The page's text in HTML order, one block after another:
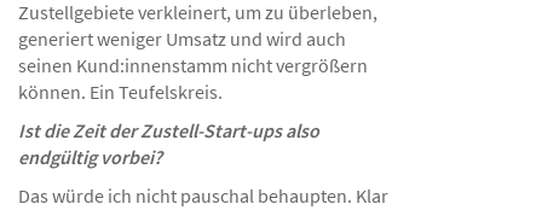
Zustellgebiete verkleinert, um zu überleben,
generiert weniger Umsatz und wird auch
seinen Kund:innenstamm nicht vergrößern
können. Ein Teufelskreis.
Ist die Zeit der Zustell-Start-ups also
endgültig vorbei?
Das würde ich nicht pauschal behaupten. Klar